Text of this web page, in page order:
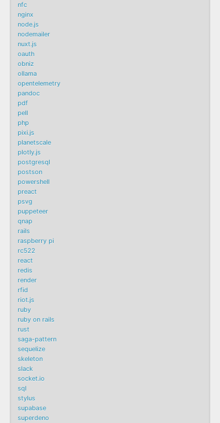
nfc
nginx
node.js
nodemailer
nuxt.js
oauth
obniz
ollama
opentelemetry
pandoc
pdf
pell
php
pixi.js
planetscale
plotly.js
postgresql
postson
powershell
preact
psvg
puppeteer
qnap
rails
raspberry pi
rc522
react
redis
render
rfid
riot.js
ruby
ruby on rails
rust
saga-pattern
sequelize
skeleton
slack
socket.io
sql
stylus
supabase
superdeno